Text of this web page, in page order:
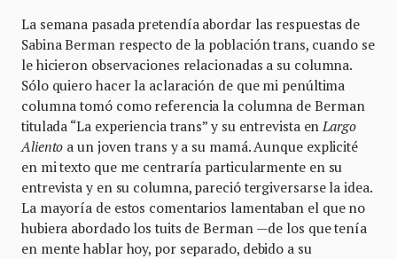
La semana pasada pretendía abordar las respuestas de
Sabina Berman respecto de la población trans, cuando se
le hicieron observaciones relacionadas a su columna.
Sólo quiero hacer la aclaración de que mi penúltima
columna tomó como referencia la columna de Berman
titulada “La experiencia trans” y su entrevista enLargo
Aliento a un joven trans y a su mamá. Aunque explicité
en mi texto que me centraría particularmente en su
entrevista y en su columna, pareció tergiversarse la idea.
La mayoría de estos comentarios lamentaban el que no
hubiera abordado los tuits de Berman —de los que tenía
en mente hablar hoy, por separado, debido a su